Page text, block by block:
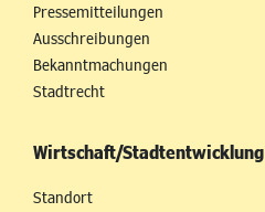
Pressemitteilungen
Ausschreibungen
Bekanntmachungen
Stadtrecht
Wirtschaft/Stadtentwicklung
Standort